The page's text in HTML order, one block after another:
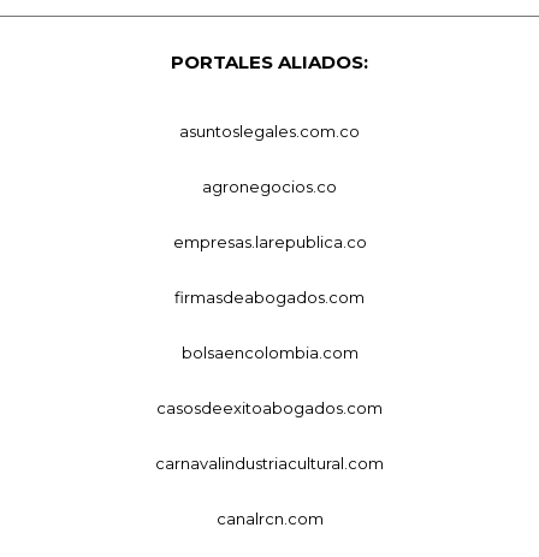
PORTALES ALIADOS:
asuntoslegales.com.co
agronegocios.co
empresas.larepublica.co
firmasdeabogados.com
bolsaencolombia.com
casosdeexitoabogados.com
carnavalindustriacultural.com
canalrcn.com